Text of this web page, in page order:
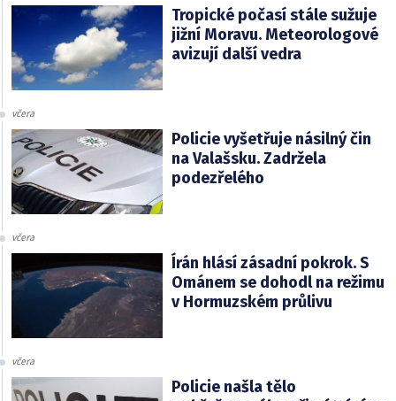
Tropické počasí stále sužuje
jižní Moravu. Meteorologové
avizují další vedra
včera
Policie vyšetřuje násilný čin
na Valašsku. Zadržela
podezřelého
včera
Írán hlásí zásadní pokrok. S
Ománem se dohodl na režimu
v Hormuzském průlivu
včera
Policie našla tělo